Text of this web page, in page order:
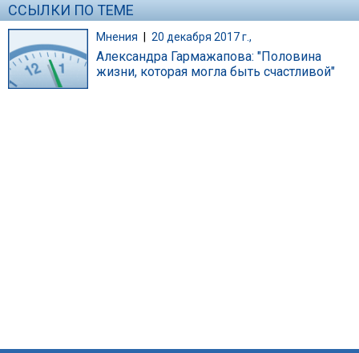
ССЫЛКИ ПО ТЕМЕ
Мнения | 20 декабря 2017 г.,
Александра Гармажапова: "Половина
жизни, которая могла быть счастливой"